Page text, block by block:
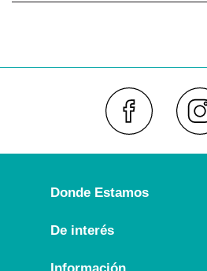
Donde Estamos
Rúa Príncipe 7
Llámanos:
De interés